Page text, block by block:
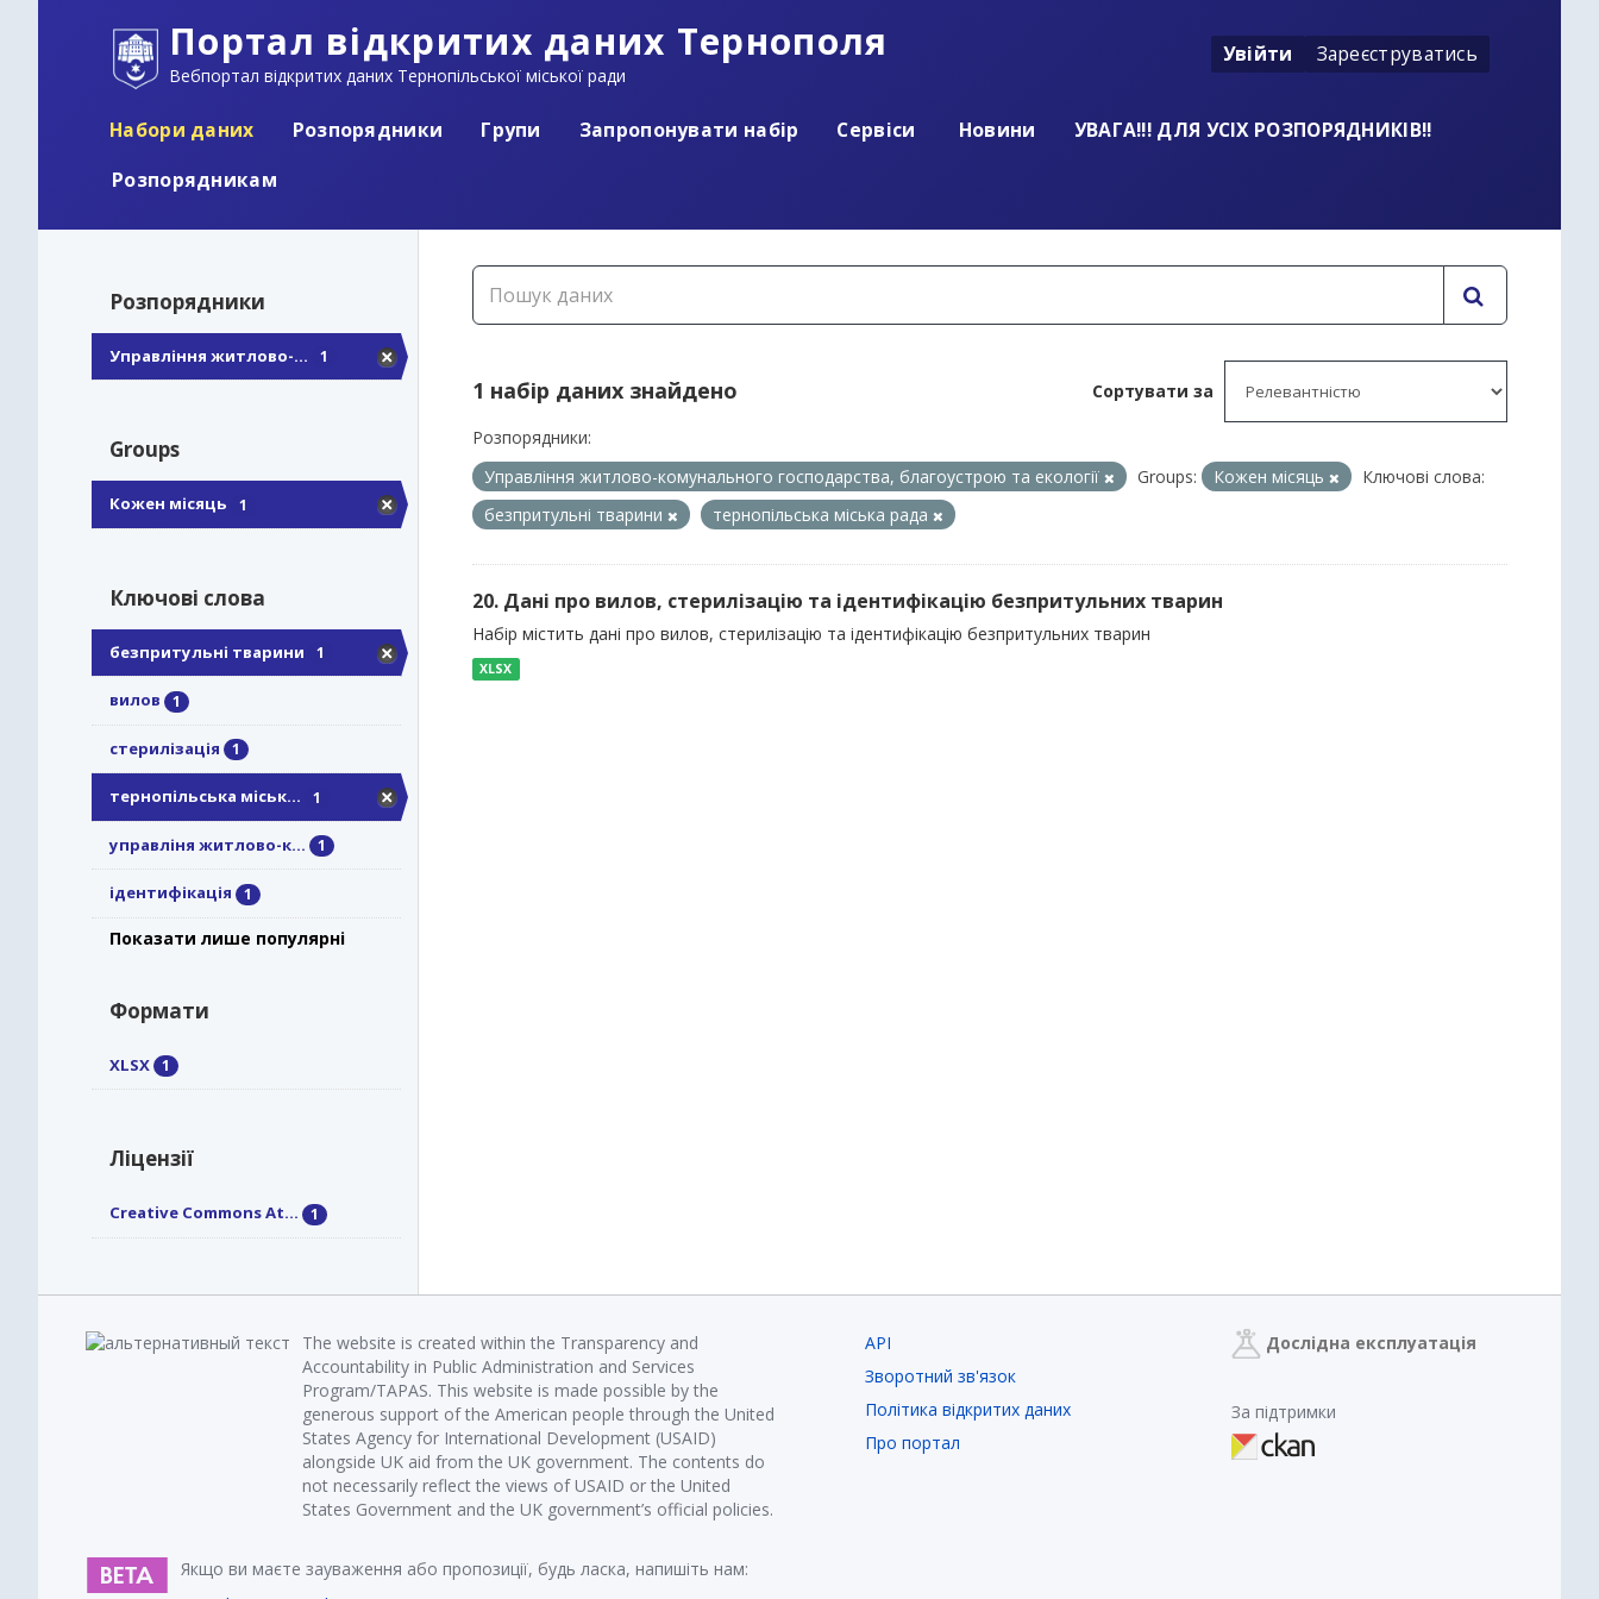
Портал відкритих даних Тернополя
Вебпортал відкритих даних Тернопільської міської ради
Увійти Зареєструватись
Набори даних Розпорядники Групи Запропонувати набір Сервіси Новини
УВАГА!!! ДЛЯ УСІХ РОЗПОРЯДНИКІВ!!
Розпорядникам
Розпорядники
Управління житлово-... 1
Groups
Кожен місяць 1
Ключові слова
безпритульні тварини 1
вилов 1
стерилізація 1
тернопільська міськ... 1
управліня житлово-к... 1
ідентифікація 1
Показати лише популярні
Формати
XLSX 1
Ліцензії
Creative Commons At... 1
Сортувати за
1 набір даних знайдено
Розпорядники:
Управління житлово-комунального господарства, благоустрою та екології
Groups: Кожен місяць
Ключові слова:
безпритульні тварини
тернопільська міська рада
20. Дані про вилов, стерилізацію та ідентифікацію безпритульних тварин
Набір містить дані про вилов, стерилізацію та ідентифікацію безпритульних тварин
XLSX
The website is created within the Transparency and
Accountability in Public Administration and Services
Program/TAPAS. This website is made possible by the
generous support of the American people through the United
States Agency for International Development (USAID)
alongside UK aid from the UK government. The contents do
not necessarily reflect the views of USAID or the United
States Government and the UK government’s official policies.
Якщо ви маєте зауваження або пропозиції, будь ласка, напишіть нам:
API
Зворотний зв'язок
Політика відкритих даних
Про портал
Дослідна експлуатація
За підтримки